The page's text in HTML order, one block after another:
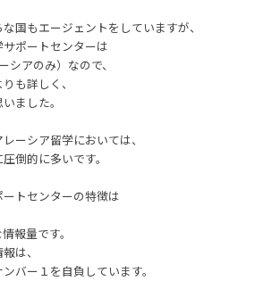
国もエージェントをしていますが、
ポートセンターは
シアのみ）なので、
も詳しく、
ました。
ーシア留学においては、
倒的に多いです。
トセンターの特徴は
報量です。
は、
バー１を自負しています。